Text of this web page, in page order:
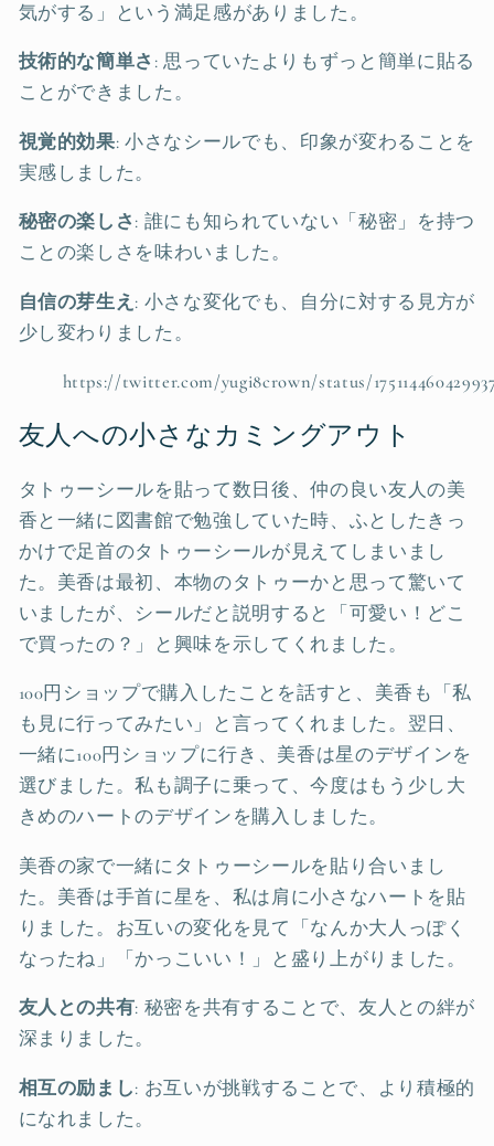
気がする」という満足感がありました。
技術的な簡単さ : 思っていたよりもずっと簡単に貼る
ことができました。
視覚的効果: 小さなシールでも、印象が変わることを
実感しました。
秘密の楽しさ : 誰にも知られていない「秘密」を持つ
ことの楽しさを味わいました。
自信の芽生え : 小さな変化でも、自分に対する見方が
少し変わりました。
https://twitter.com/yugi8crown/status/
友人への小さなカミングアウト
タトゥーシールを貼って数日後、仲の良い友人の美
香と一緒に図書館で勉強していた時、ふとしたきっ
かけで足首のタトゥーシールが見えてしまいまし
た。美香は最初、本物のタトゥーかと思って驚いて
いましたが、シールだと説明すると「可愛い！どこ
で買ったの？」と興味を示してくれました。
100円ショップで購入したことを話すと、美香も「私
も見に行ってみたい」と言ってくれました。翌日、
一緒に100円ショップに行き、美香は星のデザインを
選びました。私も調子に乗って、今度はもう少し大
きめのハートのデザインを購入しました。
美香の家で一緒にタトゥーシールを貼り合いまし
た。美香は手首に星を、私は肩に小さなハートを貼
りました。お互いの変化を見て「なんか大人っぽく
なったね」「かっこいい！」と盛り上がりました。
友人との共有: 秘密を共有することで、友人との絆が
深まりました。
相互の励まし: お互いが挑戦することで、より積極的
になれました。